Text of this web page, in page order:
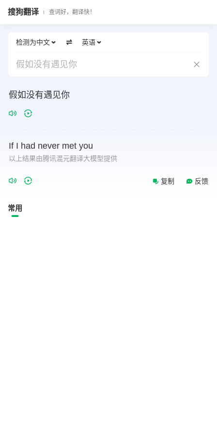
搜狗翻译 查词好，翻译快！
检测为中文 英语
假如没有遇见你
假如没有遇见你
If I had never met you
以上结果由腾讯混元翻译大模型提供
复制 反馈
常用